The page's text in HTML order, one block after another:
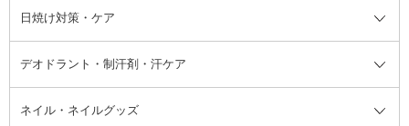
フェイスオイル・バーム
ブースター・導入液
洗い流すパック・マスク
フェイスパウダー
アイシャドウ
アイブロウ・眉マスカラ
チーク
ボディケア
レッグ・フットケア
バストケア
シャンプー・ヘアケア・ヘアスタ
イリング全て
洗い流さないトリートメント
ヘアスタイリング剤
日焼け対策・ケア
日焼け対策・ケア全て
サンオイル・タンニング
デオドラント・制汗剤・汗ケア
デオドラント・制汗剤・汗ケア全
て
ネイル・ネイルグッズ